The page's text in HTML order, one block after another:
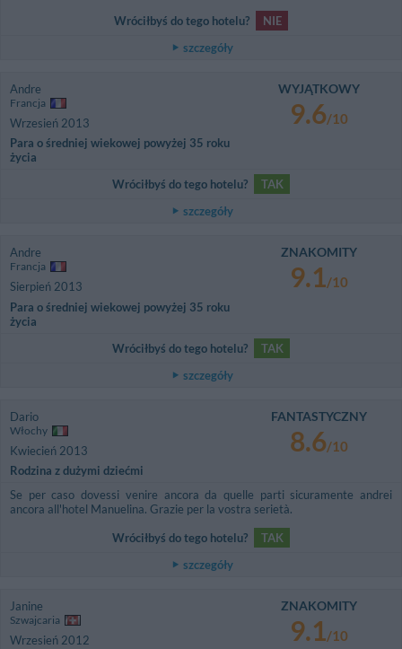
Wróciłbyś do tego hotelu?
NIE
szczegóły
Andre
Francja
Wrzesień 2013
Para o średniej wiekowej powyżej 35 roku
życia
WYJĄTKOWY
9.6/10
Wróciłbyś do tego hotelu?
TAK
szczegóły
Andre
Francja
Sierpień 2013
Para o średniej wiekowej powyżej 35 roku
życia
ZNAKOMITY
9.1/10
Wróciłbyś do tego hotelu?
TAK
szczegóły
Dario
Włochy
Kwiecień 2013
Rodzina z dużymi dziećmi
FANTASTYCZNY
8.6/10
Se per caso dovessi venire ancora da quelle parti sicuramente andrei
ancora all'hotel Manuelina. Grazie per la vostra serietà.
Wróciłbyś do tego hotelu?
TAK
szczegóły
Janine
Szwajcaria
Wrzesień 2012
ZNAKOMITY
9.1/10